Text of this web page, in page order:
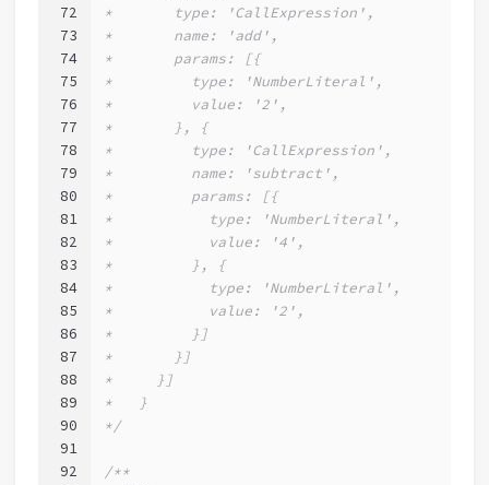
72
73
74
75
76
77
78
79
80
81
82
83
84
85
86
87
88
89
90
91
92
*       type: 'CallExpression',
*       name: 'add',
*       params: [{
*         type: 'NumberLiteral',
*         value: '2',
*       }, {
*         type: 'CallExpression',
*         name: 'subtract',
*         params: [{
*           type: 'NumberLiteral',
*           value: '4',
*         }, {
*           type: 'NumberLiteral',
*           value: '2',
*         }]
*       }]
*     }]
*   }
*/
/**